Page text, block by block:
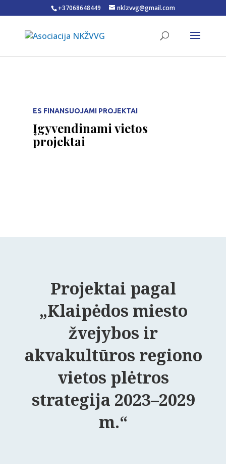
Open toolbar
+37068648449 nklzvvg@gmail.com
ES FINANSUOJAMI PROJEKTAI
Įgyvendinami vietos
projektai
Projektai pagal
„Klaipėdos miesto
žvejybos ir
akvakultūros regiono
vietos plėtros
strategija 2023–2029
m.“